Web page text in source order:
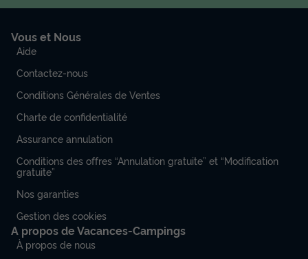
PRIVILEGE - 3 chambres plus
climatisation
22m²
Terrasse couverte
Climatisation
Animaux autorisés *
MOBILHOME 6 personnes - Mobil Home PRIVILEGE - 3
chambres plus climatisation
Vous et Nous
Aide
Contactez-nous
Conditions Générales de Ventes
Charte de confidentialité
Assurance annulation
Conditions des offres “Annulation gratuite” et “Modification
gratuite”
Nos garanties
Gestion des cookies
A propos de Vacances-Campings
À propos de nous